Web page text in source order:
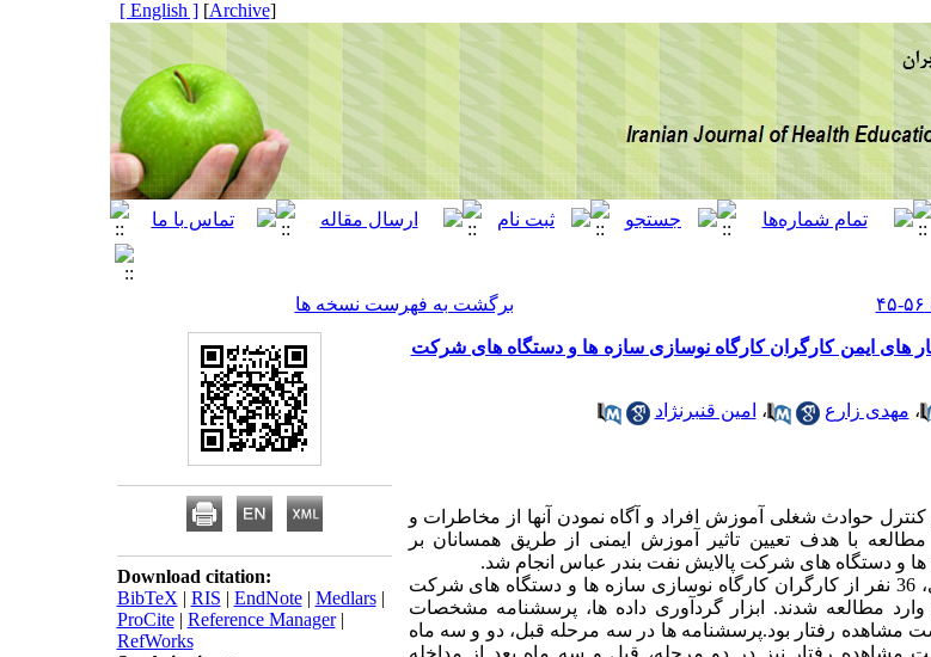
[
Archive
]
[ English ]
برگشت به فهرست نسخه ها
های ایمن کارگران کارگاه نوسازی سازه ها و دستگاه های شرکت
، مهدی زارع ، امین قنبرنژاد
حوادث شغلی آموزش افراد و آگاه نمودن آنها از مخاطرات و
با هدف تعیین تاثیر آموزش ایمنی از طریق همسانان بر
ها و دستگاه های شرکت پالایش نفت بندر عباس انجام شد.
: در این مطالعه ی مداخله ای، 36 نفر از کارگران کارگاه نوسازی سازه ها و دستگاه های شرکت
مطالعه شدند. ابزار گردآوری داده ها، پرسشنامه مشخصات
رفتار بود.پرسشنامه ها در سه مرحله قبل، دو و سه ماه
رفتار نیز در دو مرحله، قبل و سه ماه بعد از مداخله
Download citation:
BibTeX | RIS | EndNote| Medlars|
ProCite| Reference Manager|
RefWorks